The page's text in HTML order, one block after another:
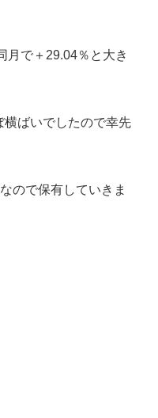
月で＋29.04％と大き
横ばいでしたので幸先
ので保有していきま